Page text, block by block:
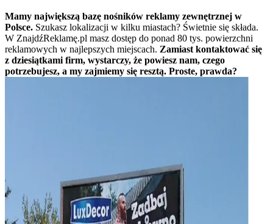
Mamy największą bazę nośników reklamy zewnętrznej w
Polsce. Szukasz lokalizacji w kilku miastach? Świetnie się składa.
W ZnajdźReklamę.pl masz dostęp do ponad 80 tys. powierzchni
reklamowych w najlepszych miejscach. Zamiast kontaktować się
z dziesiątkami firm, wystarczy, że powiesz nam, czego
potrzebujesz, a my zajmiemy się resztą. Proste, prawda?